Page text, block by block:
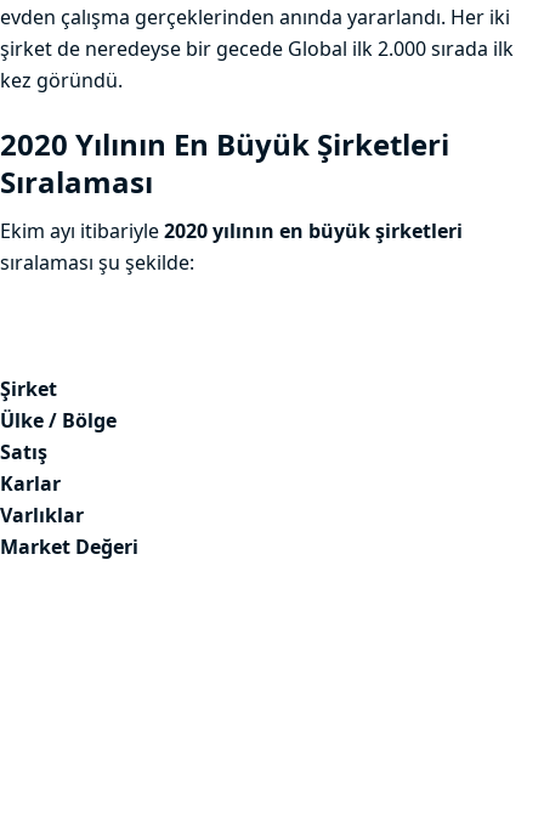
evden çalışma gerçeklerinden anında yararlandı. Her iki
şirket de neredeyse bir gecede Global ilk 2.000 sırada ilk
kez göründü.
2020 Yılının En Büyük Şirketleri
Sıralaması
Ekim ayı itibariyle2020 yılının en büyük şirketleri
sıralaması şu şekilde:
Şirket
Ülke / Bölge
Satış
Karlar
Varlıklar
Market Değeri